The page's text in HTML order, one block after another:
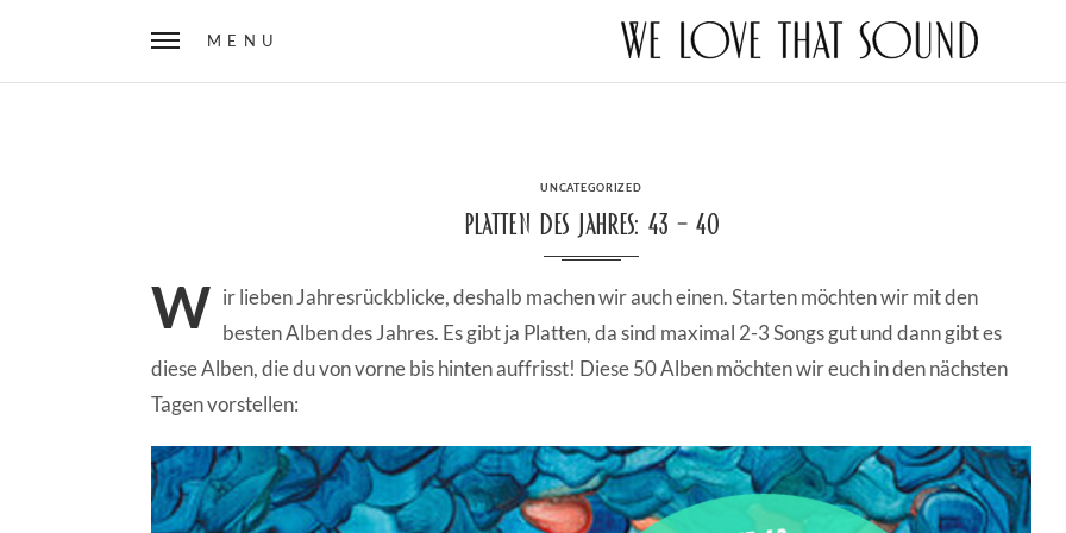
MENU
CATEGORIES
UNCATEGORIZED
Platten des Jahres: 43 – 40
W ir lieben Jahresrückblicke, deshalb machen wir auch einen. Starten möchten wir mit den
besten Alben des Jahres. Es gibt ja Platten, da sind maximal 2-3 Songs gut und dann gibt es
diese Alben, die du von vorne bis hinten auffrisst! Diese 50 Alben möchten wir euch in den nächsten
Tagen vorstellen: